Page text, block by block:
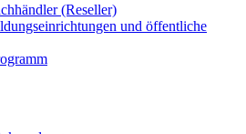
(Reseller)
und öffentliche